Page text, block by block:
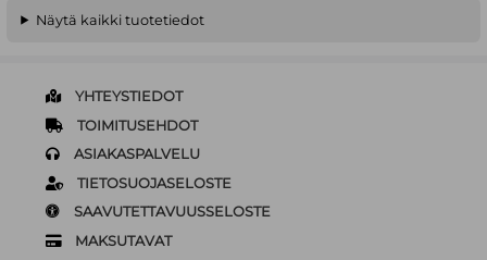
Näytä kaikki tuotetiedot
YHTEYSTIEDOT
TOIMITUSEHDOT
ASIAKASPALVELU
TIETOSUOJASELOSTE
SAAVUTETTAVUUSSELOSTE
MAKSUTAVAT